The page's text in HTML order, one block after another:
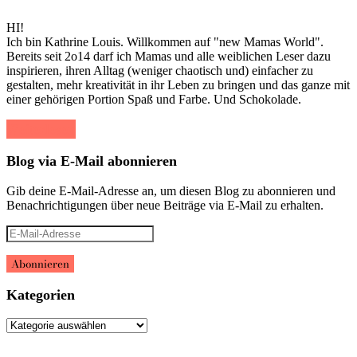
HI!
Ich bin Kathrine Louis. Willkommen auf "new Mamas World".
Bereits seit 2o14 darf ich Mamas und alle weiblichen Leser dazu
inspirieren, ihren Alltag (weniger chaotisch und) einfacher zu
gestalten, mehr kreativität in ihr Leben zu bringen und das ganze mit
einer gehörigen Portion Spaß und Farbe. Und Schokolade.
Blog via E-Mail abonnieren
Gib deine E-Mail-Adresse an, um diesen Blog zu abonnieren und
Benachrichtigungen über neue Beiträge via E-Mail zu erhalten.
E-
Mail-
Adresse
Abonnieren
Kategorien
Kategorien